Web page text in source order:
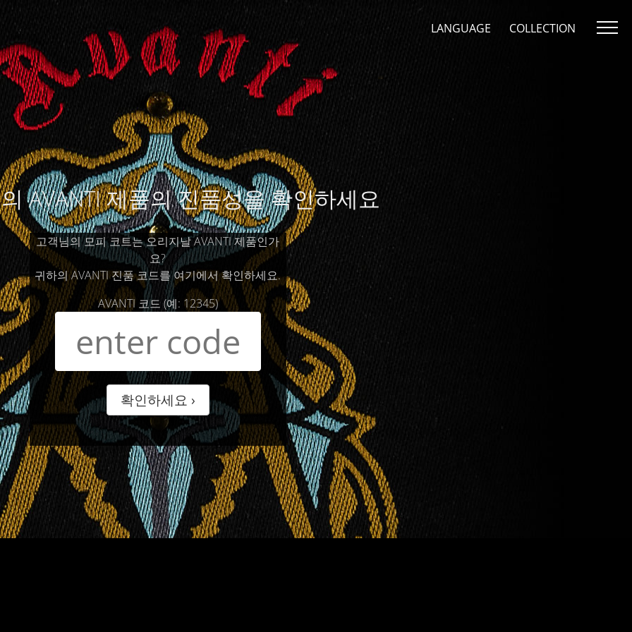
COLLECTION
LANGUAGE
AVANTI 제품의 진품성을 확인하세요
고객님의 모피 코트는 오리지날 AVANTI 제품인가
요?
귀하의 AVANTI 진품 코드를 여기에서 확인하세요.
AVANTI 코드 (예: 12345)